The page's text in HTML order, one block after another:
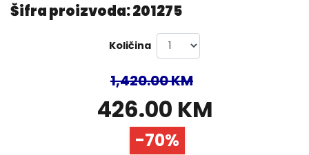
Šifra proizvoda: 201275
Količina
1,420.00 KM
426.00 KM
-70%